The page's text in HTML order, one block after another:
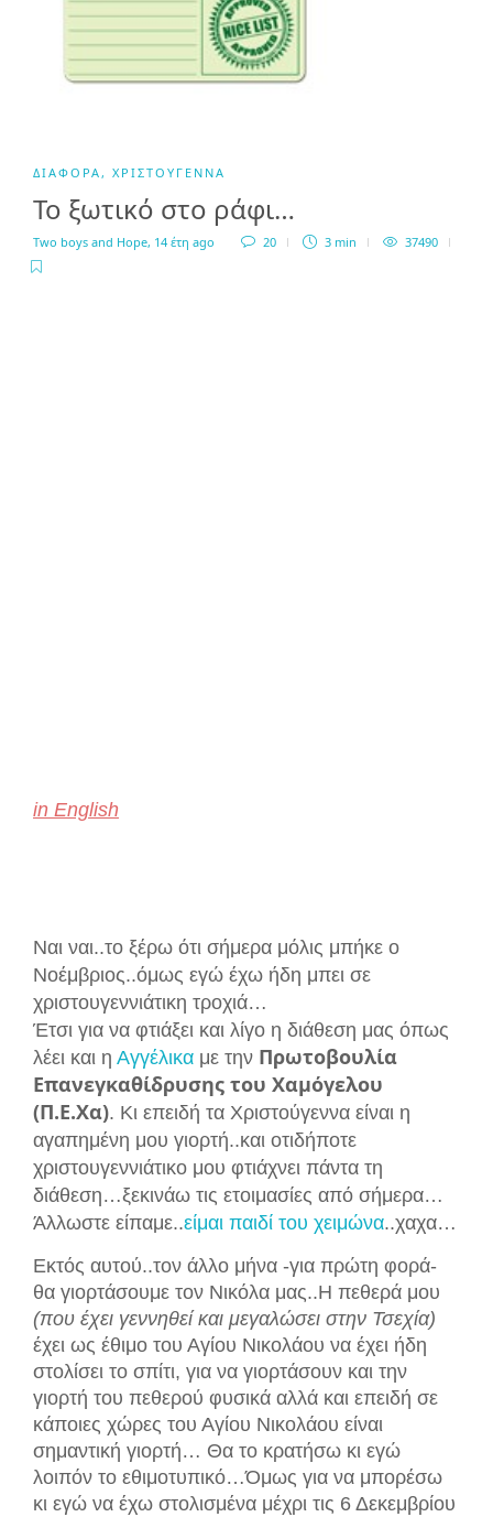
ΔΙΆΦΟΡΑ, ΧΡΙΣΤΟΎΓΕΝΝΑ
Το ξωτικό στο ράφι…
Two boys and Hope, 14 έτη ago 20 3 min 37490
in English
Ναι ναι..το ξέρω ότι σήμερα μόλις μπήκε ο
Νοέμβριος..όμως εγώ έχω ήδη μπει σε
χριστουγεννιάτικη τροχιά…
Έτσι για να φτιάξει και λίγο η διάθεση μας όπως
λέει και η Αγγέλικα με την Πρωτοβουλία
Επανεγκαθίδρυσης του Χαμόγελου
(Π.Ε.Χα). Κι επειδή τα Χριστούγεννα είναι η
αγαπημένη μου γιορτή..και οτιδήποτε
χριστουγεννιάτικο μου φτιάχνει πάντα τη
διάθεση…ξεκινάω τις ετοιμασίες από σήμερα…
Άλλωστε είπαμε..είμαι παιδί του χειμώνα..χαχα…
Εκτός αυτού..τον άλλο μήνα -για πρώτη φορά-
θα γιορτάσουμε τον Νικόλα μας..Η πεθερά μου
(που έχει γεννηθεί και μεγαλώσει στην Τσεχία)
έχει ως έθιμο του Αγίου Νικολάου να έχει ήδη
στολίσει το σπίτι, για να γιορτάσουν και την
γιορτή του πεθερού φυσικά αλλά και επειδή σε
κάποιες χώρες του Αγίου Νικολάου είναι
σημαντική γιορτή… Θα το κρατήσω κι εγώ
λοιπόν το εθιμοτυπικό…Όμως για να μπορέσω
κι εγώ να έχω στολισμένα μέχρι τις 6 Δεκεμβρίου